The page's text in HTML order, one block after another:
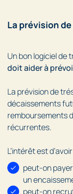
La prévision
Un bon logiciel de
doit aider à
La prévision de
décaissements
remboursements
récurrentes.
L’intérêt est
peut-on
un
peut-on